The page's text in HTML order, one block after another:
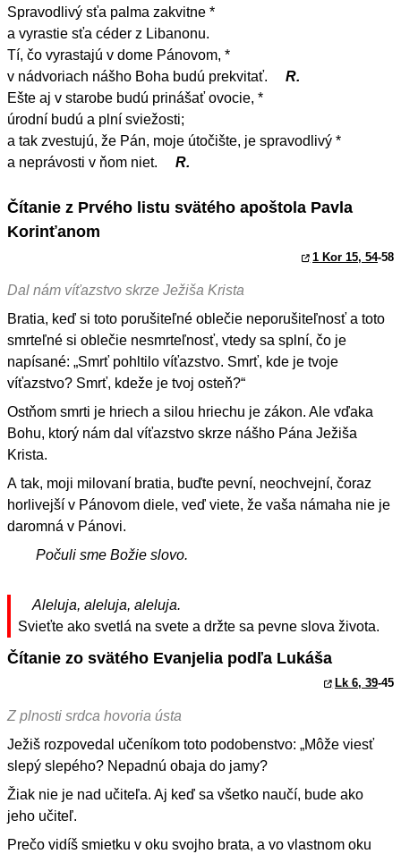
Spravodlivý sťa palma zakvitne *
a vyrastie sťa céder z Libanonu.
Tí, čo vyrastajú v dome Pánovom, *
v nádvoriach nášho Boha budú prekvitať.
R.
Ešte aj v starobe budú prinášať ovocie, *
úrodní budú a plní sviežosti;
a tak zvestujú, že Pán, moje útočište, je spravodlivý *
a neprávosti v ňom niet.
R.
Čítanie z Prvého listu svätého apoštola Pavla
Korinťanom
1 Kor 15, 54-58
Dal nám víťazstvo skrze Ježiša Krista
Bratia, keď si toto porušiteľné oblečie neporušiteľnosť a toto
smrteľné si oblečie nesmrteľnosť, vtedy sa splní, čo je
napísané: „Smrť pohltilo víťazstvo. Smrť, kde je tvoje
víťazstvo? Smrť, kdeže je tvoj osteň?“
Ostňom smrti je hriech a silou hriechu je zákon. Ale vďaka
Bohu, ktorý nám dal víťazstvo skrze nášho Pána Ježiša
Krista.
A tak, moji milovaní bratia, buďte pevní, neochvejní, čoraz
horlivejší v Pánovom diele, veď viete, že vaša námaha nie je
daromná v Pánovi.
Počuli sme Božie slovo.
Aleluja, aleluja, aleluja.
Svieťte ako svetlá na svete a držte sa pevne slova života.
Čítanie zo svätého Evanjelia podľa Lukáša
Lk 6, 39-45
Z plnosti srdca hovoria ústa
Ježiš rozpovedal učeníkom toto podobenstvo: „Môže viesť
slepý slepého? Nepadnú obaja do jamy?
Žiak nie je nad učiteľa. Aj keď sa všetko naučí, bude ako
jeho učiteľ.
Prečo vidíš smietku v oku svojho brata, a vo vlastnom oku